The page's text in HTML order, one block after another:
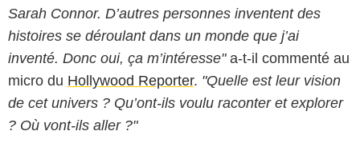
Sarah Connor. D’autres personnes inventent des
histoires se déroulant dans un monde que j’ai
inventé. Donc oui, ça m’intéresse"a-t-il commenté au
micro du Hollywood Reporter. "Quelle est leur vision
de cet univers ? Qu’ont-ils voulu raconter et explorer
? Où vont-ils aller ?"